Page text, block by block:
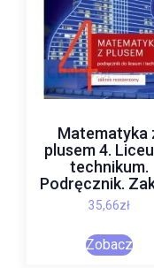
Matematyka
plusem 4.
technikum.
Podręcznik.
rozszerzony
35,66zł
Zobacz